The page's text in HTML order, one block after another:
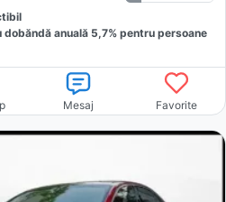
dobăndă anuală 5,7% pentru persoane
Mesaj Favorite